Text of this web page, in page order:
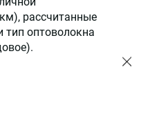
рассчитанные
тип оптоволокна